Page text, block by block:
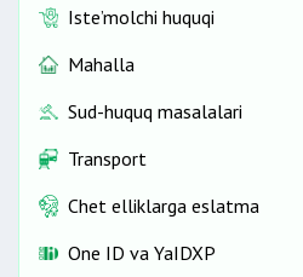
Iste’molchi huquqi
Mahalla
Sud-huquq masalalari
Transport
Chet elliklarga eslatma
One ID vа YaIDXP